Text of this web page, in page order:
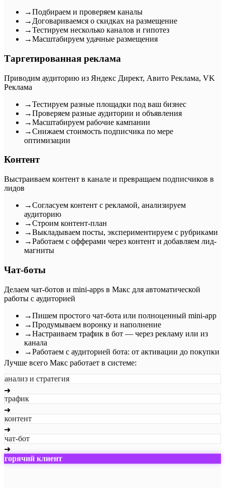
→Подбираем и проверяем каналы
→ Договариваемся о скидках на размещение
→Тестируем несколько каналов и гипотез
→Масштабируем удачные размещения
Таргетированная реклама
Приводим аудиторию из Яндекс Директ, Авито Реклама, VK
Реклама
→Тестируем разные площадки под ваш бизнес
→Проверяем разные аудитории и объявления
→Масштабируем рабочие кампании
→Снижаем стоимость подписчика по мере
оптимизации
Контент
Выстраиваем контент в канале и превращаем подписчиков в
лидов
→Согласуем контент с рекламой, анализируем
аудиторию
→Строим контент-план
→Выкладываем посты, экспериментируем с рубриками
→Работаем с офферами через контент и добавляем лид-
магниты
Чат-боты
Делаем чат-ботов и mini-apps в Макс для автоматической
работы с аудиторией
→Пишем простого чат-бота или полноценный mini-app
→Продумываем воронку и наполнение
→Настраиваем трафик в бот — через рекламу или из
канала
→Работаем с аудиторией бота: от активации до покупки
Лучше всего Макс работает в системе:
анализ и стратегия
➜
трафик
➜
контент
➜
чат-бот
➜
горячий клиент